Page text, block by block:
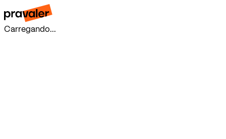
Carregando...